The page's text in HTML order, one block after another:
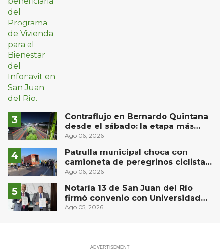
Contraflujo en Bernardo Quintana
desde el sábado: la etapa más
compleja del operativo vial
Ago 06, 2026
Patrulla municipal choca con
camioneta de peregrinos ciclistas
en la autopista México-Querétaro
Ago 06, 2026
Notaría 13 de San Juan del Río
firmó convenio con Universidad
Privada del Bajío para recibir
Ago 05, 2026